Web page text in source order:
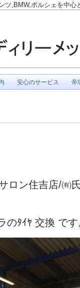
,BMW,ポルシェを中
安心のサービス 帝
ロン住吉店/㈲
のﾀｲﾔ 交換 で